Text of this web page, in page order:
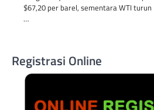
$67,20 per barel, sementara WTI turun
…
Registrasi Online